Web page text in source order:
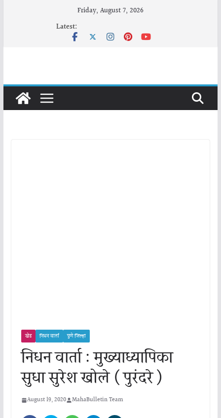
Friday, August 7, 2026
Latest:
खेड निधन वार्ता पुणे जिल्हा
निधन वार्ता : मुख्याध्यापिका
सुधा सुरेश खोले ( पुरंदरे )
August 19, 2020 MahaBulletin Team